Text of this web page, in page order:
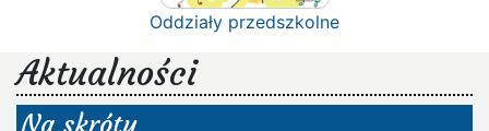
Oddziały przedszkolne
Aktualności
Na skróty